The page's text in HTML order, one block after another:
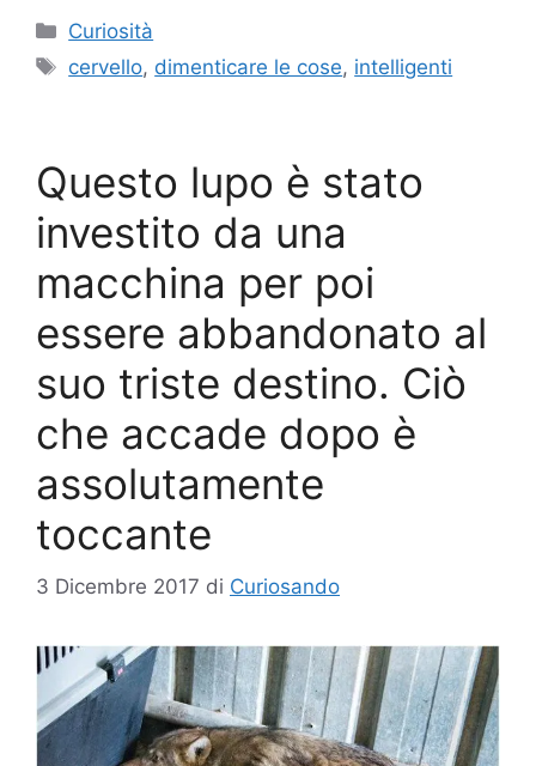
Categorie
Curiosità
Tag
cervello, dimenticare le cose, intelligenti
Questo lupo è stato
investito da una
macchina per poi
essere abbandonato al
suo triste destino. Ciò
che accade dopo è
assolutamente
toccante
3 Dicembre 2017 di Curiosando